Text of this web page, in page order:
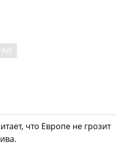
что Европе не грозит